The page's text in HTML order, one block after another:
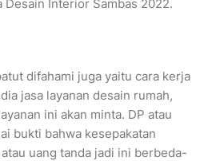
Desain Interior Sambas 2022.
difahami juga yaitu cara kerja
jasa layanan desain rumah,
ini akan minta. DP atau
bukti bahwa kesepakatan
uang tanda jadi ini berbeda-